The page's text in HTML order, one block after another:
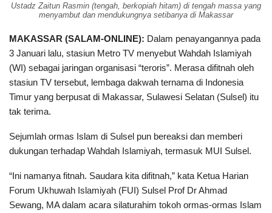
Ustadz Zaitun Rasmin (tengah, berkopiah hitam) di tengah massa yang
menyambut dan mendukungnya setibanya di Makassar
MAKASSAR (SALAM-ONLINE): Dalam penayangannya pada
3 Januari lalu, stasiun Metro TV menyebut Wahdah Islamiyah
(WI) sebagai jaringan organisasi “teroris”. Merasa difitnah oleh
stasiun TV tersebut, lembaga dakwah ternama di Indonesia
Timur yang berpusat di Makassar, Sulawesi Selatan (Sulsel) itu
tak terima.
Sejumlah ormas Islam di Sulsel pun bereaksi dan memberi
dukungan terhadap Wahdah Islamiyah, termasuk MUI Sulsel.
“Ini namanya fitnah. Saudara kita difitnah,” kata Ketua Harian
Forum Ukhuwah Islamiyah (FUI) Sulsel Prof Dr Ahmad
Sewang, MA dalam acara silaturahim tokoh ormas-ormas Islam